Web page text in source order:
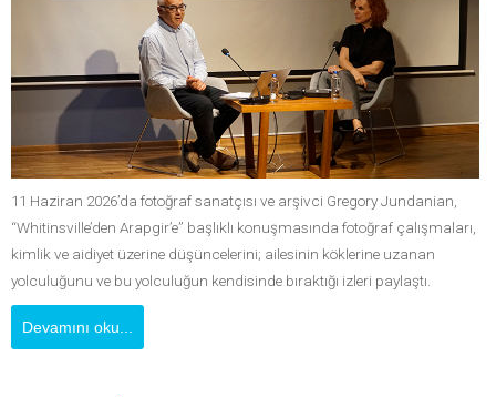
11 Haziran 2026’da fotoğraf sanatçısı ve arşivci Gregory Jundanian,
“Whitinsville’den Arapgir’e” başlıklı konuşmasında fotoğraf çalışmaları,
kimlik ve aidiyet üzerine düşüncelerini; ailesinin köklerine uzanan
yolculuğunu ve bu yolculuğun kendisinde bıraktığı izleri paylaştı.
Devamını oku...